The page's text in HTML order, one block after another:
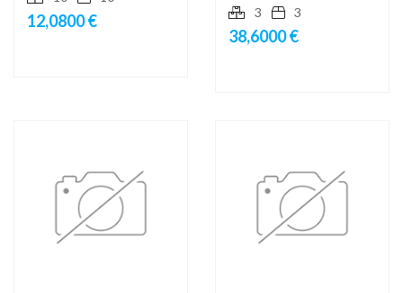
12,0800 € 3 3
38,6000 €